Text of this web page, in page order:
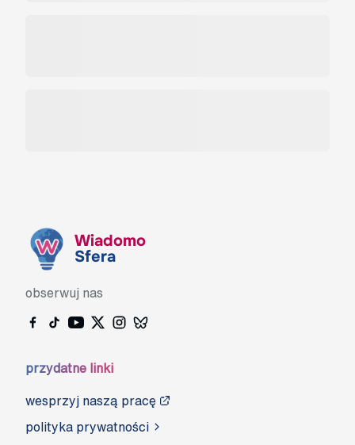
Wiadomo
Sfera
obserwuj nas
przydatne linki
wesprzyj naszą pracę
polityka prywatności